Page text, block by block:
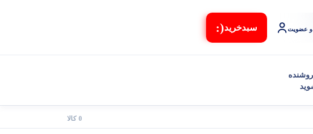
و عضویت سبد‌خرید(:
0 کالا